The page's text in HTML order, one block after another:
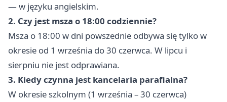
— w języku angielskim.
2. Czy jest msza o 18:00 codziennie?
Msza o 18:00 w dni powszednie odbywa się tylko w
okresie od 1 września do 30 czerwca. W lipcu i
sierpniu nie jest odprawiana.
3. Kiedy czynna jest kancelaria parafialna?
W okresie szkolnym (1 września – 30 czerwca)